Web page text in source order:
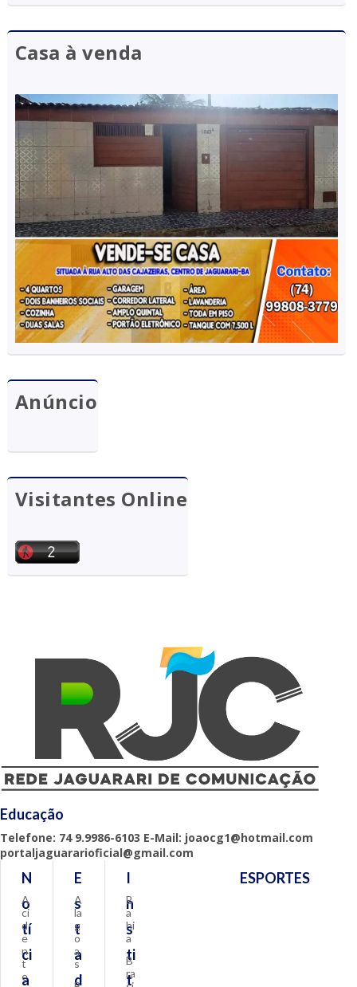
Casa à venda
Anúncio
Visitantes Online
Educação
Telefone: 74 9.9986-6103 E-Mail: joaocg1@hotmail.com
portaljaguararioficial@gmail.com
N
o
tí
ci
a
A
ci
d
e
n
t
e
E
s
t
a
d
A
la
g
o
a
s
I
n
s
ti
t
B
a
hi
a
B
ra
ESPORTES